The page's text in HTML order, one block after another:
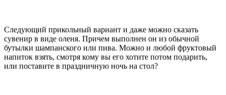
Следующий прикольный вариант и даже можно сказать
сувенир в виде оленя. Причем выполнен он из обычной
бутылки шампанского или пива. Можно и любой фруктовый
напиток взять, смотря кому вы его хотите потом подарить,
или поставите в праздничную ночь на стол?